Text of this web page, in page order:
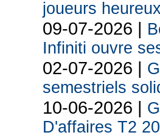
joueurs
09-07-2026 |
Infiniti ouvre
02-07-2026 |
semestriels
10-06-2026 |
D'affaires T2